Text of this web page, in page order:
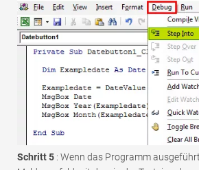
Schritt 5 : Wenn das Programm